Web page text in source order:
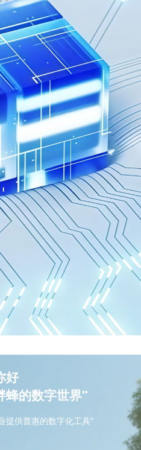
好
蜂的数字世界"
提供普惠的数字化工具"